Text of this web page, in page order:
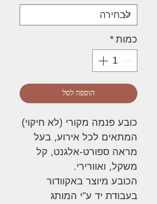
כמות*
הוספה לסל
כובע פנמה מקורי (לא חיקוי)
המתאים לכל אירוע, בעל
מראה ספורט-אלגנט, קל
משקל, ואוורירי.
הכובע מיוצר באקוודור
בעבודת יד ע"י המותג